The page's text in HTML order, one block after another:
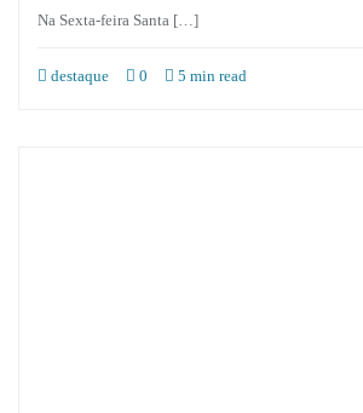
Na Sexta-feira Santa […]
destaque 0 5 min read